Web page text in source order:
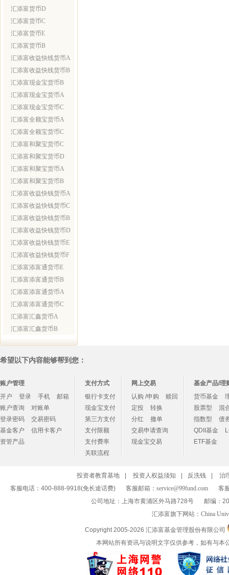
汇添富货币D
汇添富货币C
汇添富货币E
汇添富货币B
汇添富收益快线货币A
汇添富收益快线货币B
汇添富现金宝货币B
汇添富现金宝货币A
汇添富现金宝货币C
汇添富全额宝货币A
汇添富全额宝货币C
汇添富和聚宝货币C
汇添富和聚宝货币D
汇添富和聚宝货币A
汇添富和聚宝货币B
汇添富收益快钱货币A
汇添富收益快钱货币C
汇添富收益快钱货币B
汇添富收益快钱货币D
汇添富收益快钱货币E
汇添富收益快钱货币F
汇添富添富通货币E
汇添富添富通货币B
汇添富添富通货币A
汇添富添富通货币C
汇添富汇鑫货币A
汇添富汇鑫货币B
希望以下内容能够帮到您：
账户管理
开户
登录 手机
邮箱
账户查询
对账单
登录密码
交易密码
基金客户
信用卡客户
资管产品
支付方式
银行卡支付
现金宝支付
第三方支付
支付限额
支付费率
关联流程
网上交易
认购 /申购
赎回
定投
转换
分红
撤单
交易申请查询
现金宝交易
基金产品/理
货币基金
股票型
混
指数型
债
QDII基金
ETF基金
投资者教育基地 投资人权益须知 反洗钱
治
客服电话：400-888-9918(免长途话费)
客服邮箱： service@99fund.com
客
公司地址：上海市黄浦区外马路728号
邮编：
汇添富旗下网站： China
Copyright 2005-2026 汇添富基金管理股份有限公司
本网站所有资讯与说明文字仅供参考，如有与本